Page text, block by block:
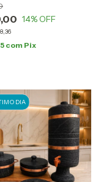
14% OFF
com Pix
DIA